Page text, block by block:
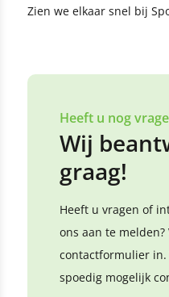
Zien we elkaar snel bij
Heeft u nog
Wij
graag!
Heeft u vragen of
ons aan te melden?
contactformulier
spoedig mogelijk